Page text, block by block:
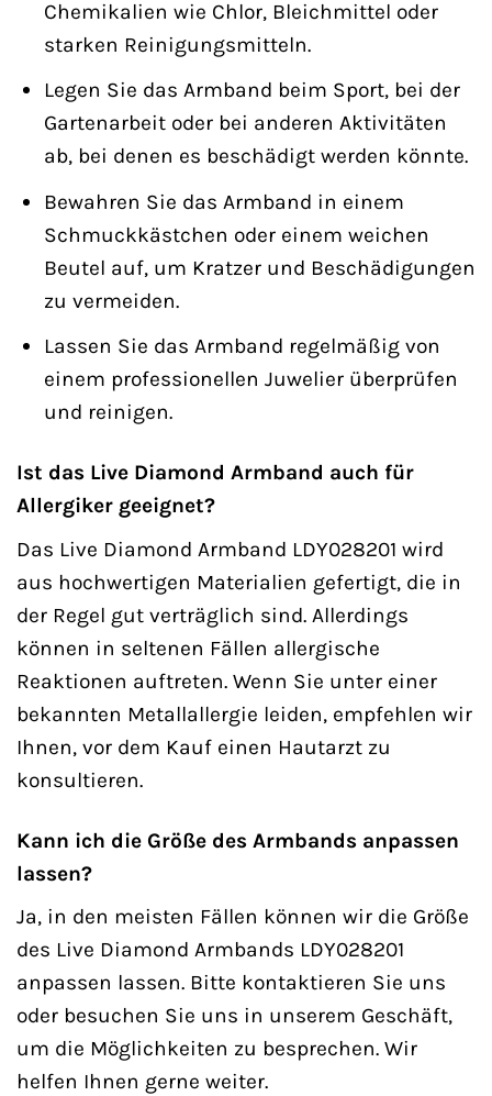
Chemikalien wie Chlor, Bleichmittel oder
starken Reinigungsmitteln.
Legen Sie das Armband beim Sport, bei der
Gartenarbeit oder bei anderen Aktivitäten
ab, bei denen es beschädigt werden könnte.
Bewahren Sie das Armband in einem
Schmuckkästchen oder einem weichen
Beutel auf, um Kratzer und Beschädigungen
zu vermeiden.
Lassen Sie das Armband regelmäßig von
einem professionellen Juwelier überprüfen
und reinigen.
Ist das Live Diamond Armband auch für
Allergiker geeignet?
Das Live Diamond Armband LDY028201 wird
aus hochwertigen Materialien gefertigt, die in
der Regel gut verträglich sind. Allerdings
können in seltenen Fällen allergische
Reaktionen auftreten. Wenn Sie unter einer
bekannten Metallallergie leiden, empfehlen wir
Ihnen, vor dem Kauf einen Hautarzt zu
konsultieren.
Kann ich die Größe des Armbands anpassen
lassen?
Ja, in den meisten Fällen können wir die Größe
des Live Diamond Armbands LDY028201
anpassen lassen. Bitte kontaktieren Sie uns
oder besuchen Sie uns in unserem Geschäft,
um die Möglichkeiten zu besprechen. Wir
helfen Ihnen gerne weiter.